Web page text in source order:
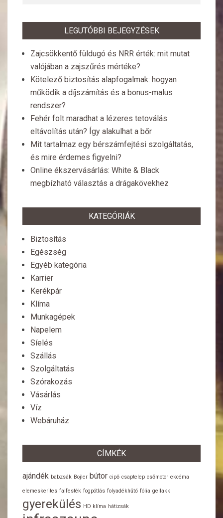
LEGUTÓBBI BEJEGYZÉSEK
Zajcsökkentő füldugó és NRR érték: mit mutat
valójában a zajszűrés mértéke?
Kötelező biztosítás alapfogalmak: hogyan
működik a díjszámítás és a bonus-malus
rendszer?
Fehér folt maradhat a lézeres tetoválás
eltávolítás után? Így alakulhat a bőr
Mit tartalmaz egy bérszámfejtési szolgáltatás,
és mire érdemes figyelni?
Online ékszervásárlás: White & Black
megbízható választás a drágakövekhez
KATEGÓRIÁK
Biztosítás
Egészség
Egyéb kategória
Karrier
Kerékpár
Klíma
Munkagépek
Napelem
Síelés
Szállás
Szolgáltatás
Szórakozás
Vásárlás
Víz
Webáruház
CÍMKÉK
ajándék babzsák Bojler bútor cipő csaptelep csőmotor ekcéma
elemeskerites falfesték fogpótlás folyadékhűtő fólia gellakk
gyerekülés HD klíma hátizsák